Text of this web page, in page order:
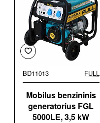
BD11013 FULL
Mobilus benzininis
generatorius FGL
5000LE, 3,5 kW